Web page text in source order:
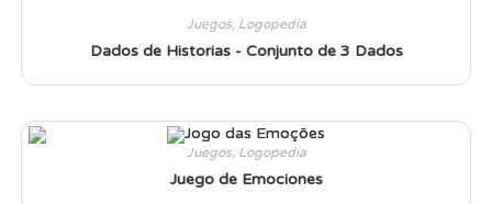
Juegos, Logopedia
Dados de Historias - Conjunto de 3 Dados
Juegos, Logopedia
Juego de Emociones